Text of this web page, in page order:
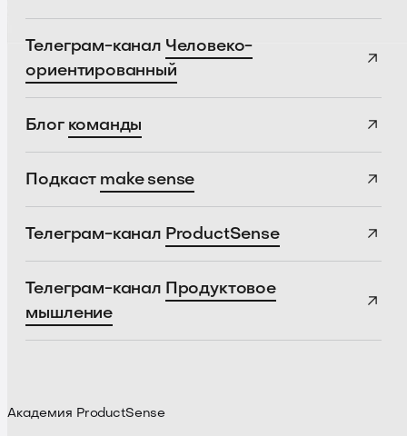
Телеграм-канал Человеко-
ориентированный
Блог команды
Подкаст make sense
Телеграм-канал ProductSense
Телеграм-канал Продуктовое
мышление
Академия ProductSense